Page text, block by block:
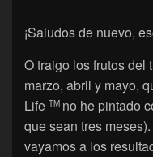
¡Saludos de nuevo,
O traigo los frutos del
marzo, abril y mayo,
Life TM no he pintado
que sean tres
vayamos a los